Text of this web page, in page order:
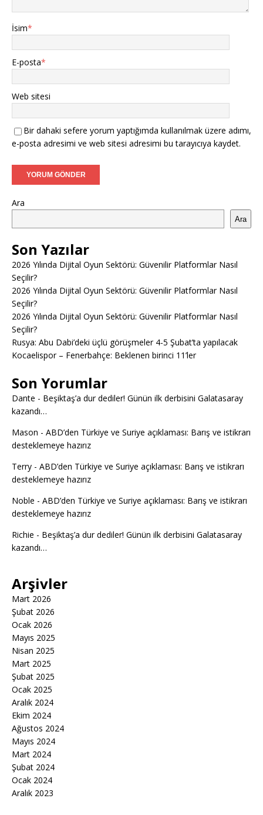
İsim*
E-posta*
Web sitesi
Bir dahaki sefere yorum yaptığımda kullanılmak üzere adımı,
e-posta adresimi ve web sitesi adresimi bu tarayıcıya kaydet.
Ara
Ara
Son Yazılar
2026 Yılında Dijital Oyun Sektörü: Güvenilir Platformlar Nasıl
Seçilir?
2026 Yılında Dijital Oyun Sektörü: Güvenilir Platformlar Nasıl
Seçilir?
2026 Yılında Dijital Oyun Sektörü: Güvenilir Platformlar Nasıl
Seçilir?
Rusya: Abu Dabi’deki üçlü görüşmeler 4-5 Şubat’ta yapılacak
Kocaelispor – Fenerbahçe: Beklenen birinci 11’ler
Son Yorumlar
Dante - Beşiktaş’a dur dediler! Günün ilk derbisini Galatasaray
kazandı…
Mason - ABD’den Türkiye ve Suriye açıklaması: Barış ve istikrarı
desteklemeye hazırız
Terry - ABD’den Türkiye ve Suriye açıklaması: Barış ve istikrarı
desteklemeye hazırız
Noble - ABD’den Türkiye ve Suriye açıklaması: Barış ve istikrarı
desteklemeye hazırız
Richie - Beşiktaş’a dur dediler! Günün ilk derbisini Galatasaray
kazandı…
Arşivler
Mart 2026
Şubat 2026
Ocak 2026
Mayıs 2025
Nisan 2025
Mart 2025
Şubat 2025
Ocak 2025
Aralık 2024
Ekim 2024
Ağustos 2024
Mayıs 2024
Mart 2024
Şubat 2024
Ocak 2024
Aralık 2023